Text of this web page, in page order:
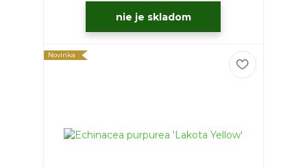
nie je skladom
Novinka